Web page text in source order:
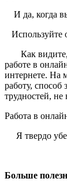
И да, когда
Используйте
Как видите, в
работе в
интернете. На
работу, способ
трудностей, не
Работа в
Я твердо
Больше